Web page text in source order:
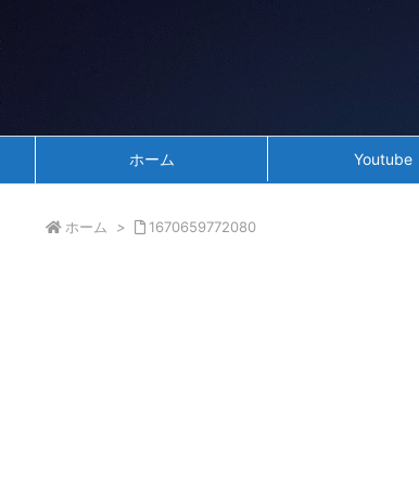
ホーム Youtube
ホーム > 1670659772080